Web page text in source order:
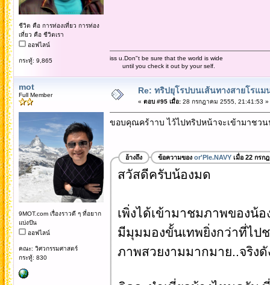
ชีวิต คือ การท่องเที่ยว การท่อง
เที่ยว คือ ชีวิตเรา
ออฟไลน์
กระทู้: 9,865
iss u.Don"t be sure that the world is wide
until you check it out by your self.
mot
Full Member
9MOT.com เรื่องราวดี ๆ ที่อยาก
แบ่งปัน
ออฟไลน์
คณะ: วิศวกรรมศาสตร์
กระทู้: 830
Re: ทริปยุโรปบนเส้นทางสายโรแม
« ตอบ #95 เมื่อ:28 กรกฎาคม 2555, 21:41:53 »
ขอบคุณคร้าาบ ไว้ไปทริปหน้าจะเข้ามาชว
อ้างถึง ข้อความของ or'Ple.NAVYเมื่อ 22 กรก
สวัสดีครับน้องมด
เพิ่งได้เข้ามาชมภาพของน้อ
มีมุมมองขั้นเทพยิ่งกว่าที่ไป
ภาพสวยงามมากมาย..จริง